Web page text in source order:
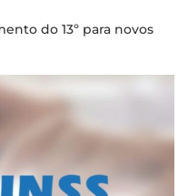
do 13º para novos